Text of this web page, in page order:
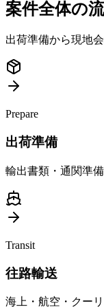
案件全体の
出荷準備から現地
Prepare
出荷準備
輸出書類・通関準
Transit
往路輸送
海上・航空・クー